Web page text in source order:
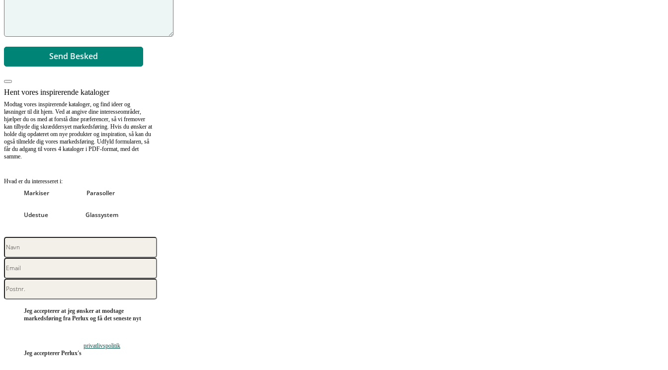
Hent vores inspirerende kataloger
Modtag vores inspirerende kataloger, og find ideer og
løsninger til dit hjem. Ved at angive dine interesseområder,
hjælper du os med at forstå dine præferencer, så vi fremover
kan tilbyde dig skræddersyet markedsføring. Hvis du ønsker at
holde dig opdateret om nye produkter og inspiration, så kan du
også tilmelde dig vores markedsføring. Udfyld formularen, så
får du adgang til vores 4 kataloger i PDF-format, med det
samme.
Hvad er du interesseret i:
Markiser Parasoller
Udestue Glassystem
Jeg accepterer at jeg ønsker at modtage
markedsføring fra Perlux og få det seneste nyt
Jeg accepterer Perlux's
privatlivspolitik